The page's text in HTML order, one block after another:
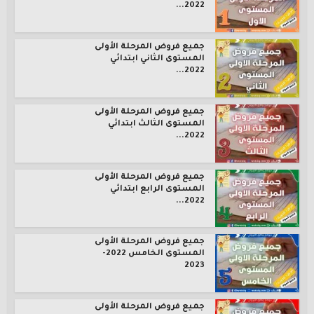
2022...
جميع فروض المرحلة الأولى
المستوى الثاني ابتدائي
2022...
جميع فروض المرحلة الأولى
المستوى الثالث ابتدائي
2022...
جميع فروض المرحلة الأولى
المستوى الرابع ابتدائي
2022...
جميع فروض المرحلة الأولى
المستوى الخامس 2022-
2023
جميع فروض المرحلة الأولى